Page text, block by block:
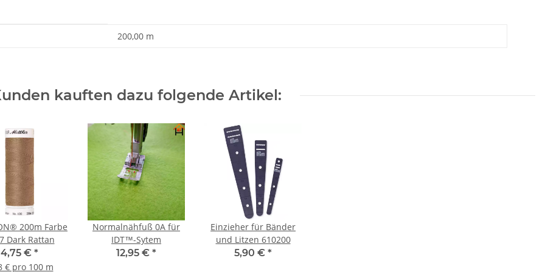
200,00 m
kauften dazu folgende Artikel:
200m Farbe
Dark Rattan
4,75 € *
€ pro 100 m
Normalnähfuß 0A für
IDT™-Sytem
12,95 € *
Einzieher für Bänder
und Litzen 610200
5,90 € *